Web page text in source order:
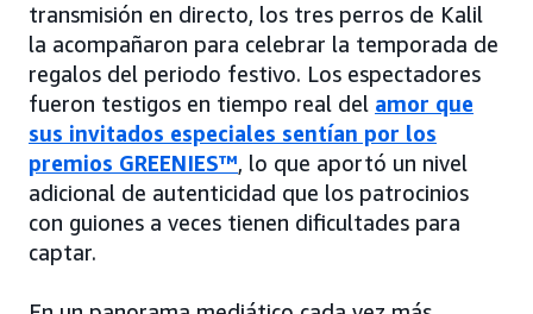
transmisión en directo, los tres perros de Kalil
la acompañaron para celebrar la temporada de
regalos del periodo festivo. Los espectadores
fueron testigos en tiempo real del amor que
sus invitados especiales sentían por los
premios GREENIES™, lo que aportó un nivel
adicional de autenticidad que los patrocinios
con guiones a veces tienen dificultades para
captar.